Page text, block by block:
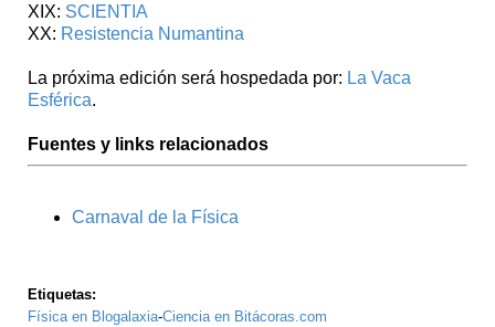
XIX: SCIENTIA
XX: Resistencia Numantina
La próxima edición será hospedada por: La Vaca
Esférica.
Fuentes y links relacionados
Carnaval de la Física
Etiquetas:
Física en Blogalaxia-Ciencia en Bitácoras.com